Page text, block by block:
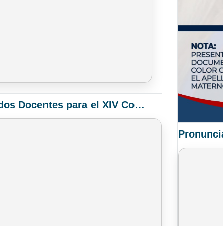
Convocatoria Elección de Delegados Docentes para el XIV Congreso Nacional de Universidades